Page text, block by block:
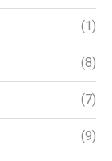
(1)
(8)
(7)
(9)